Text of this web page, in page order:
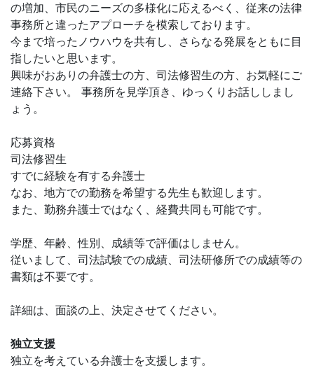
の増加、市民のニーズの多様化に応えるべく、従来の法律
事務所と違ったアプローチを模索しております。
今まで培ったノウハウを共有し、さらなる発展をともに目
指したいと思います。
興味がおありの弁護士の方、司法修習生の方、お気軽にご
連絡下さい。 事務所を見学頂き、ゆっくりお話ししまし
ょう。
応募資格
司法修習生
すでに経験を有する弁護士
なお、地方での勤務を希望する先生も歓迎します。
また、勤務弁護士ではなく、経費共同も可能です。
学歴、年齢、性別、成績等で評価はしません。
従いまして、司法試験での成績、司法研修所での成績等の
書類は不要です。
詳細は、面談の上、決定させてください。
独立支援
独立を考えている弁護士を支援します。